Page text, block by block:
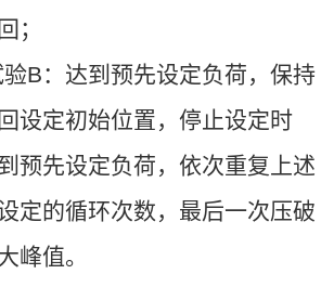
；
B：达到预先设定负荷，保持
设定初始位置，停止设定时
预先设定负荷，依次重复上述
定的循环次数，最后一次压破
峰值。